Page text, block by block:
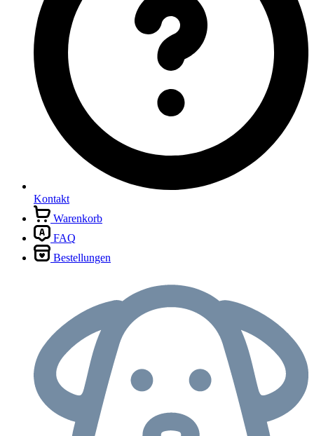
Kontakt
Warenkorb
FAQ
Bestellungen